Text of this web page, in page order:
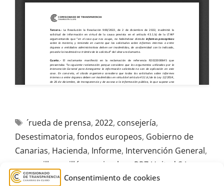
Consentimiento de cookies
´rueda de prensa, 2022, consejería,
Desestimatoria, fondos europeos, Gobierno de
Canarias, Hacienda, Informe, Intervención General,
mascarillas
millón noviembre RR7 United S.L.
Santa Cruz de Tenerife,SCS,UE ,Unión Europea